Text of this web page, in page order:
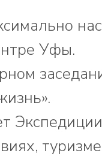
Уфы.